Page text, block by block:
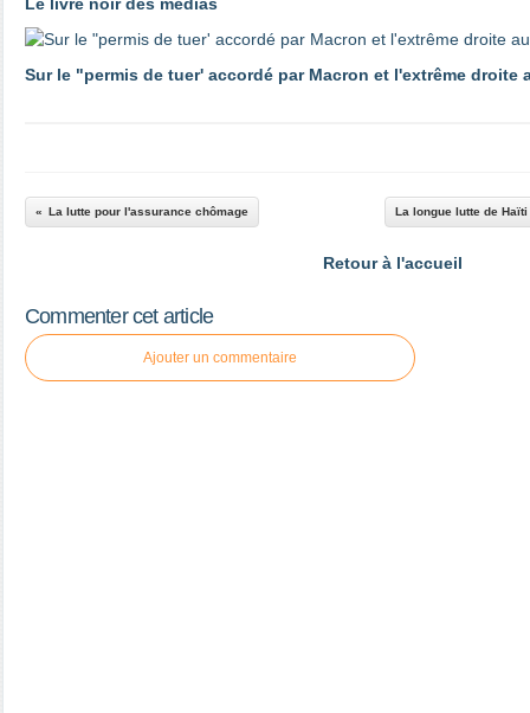
Sur le "permis de tuer' accordé par Macron et l'extrême droite
La lutte pour l'assurance chômage La longue lutte de
Retour à l'accueil
Commenter cet article
Ajouter un commentaire